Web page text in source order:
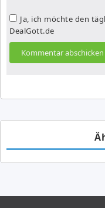
Ja, ich möchte den
DealGott.de